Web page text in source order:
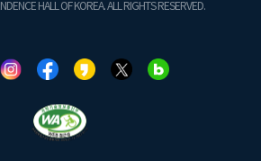
HALL OF KOREA. ALL RIGHTS RESERVED.